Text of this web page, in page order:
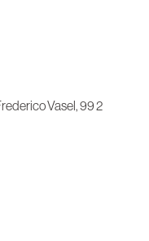
Vasel, 992